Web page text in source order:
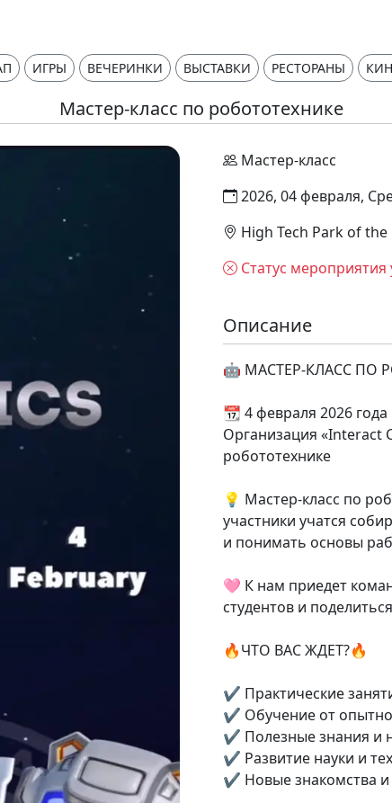
ИГРЫ ВЕЧЕРИНКИ ВЫСТАВКИ РЕСТОРАНЫ
Мастер-класс по робототехнике
Мастер-класс
2026, 04 февраля,
High Tech Park of
Статус мероприятия
Описание
🤖 МАСТЕР-КЛАСС ПО
📆 4 февраля 2026
Организация «Interact
робототехнике
💡 Мастер-класс по
участники учатся
и понимать основы
🩷 К нам приедет
студентов и
🔥ЧТО ВАС ЖДЕТ?🔥
✔️ Практические
✔️ Обучение от
✔️ Полезные знания и
✔️ Развитие науки и
✔️ Новые знакомства и